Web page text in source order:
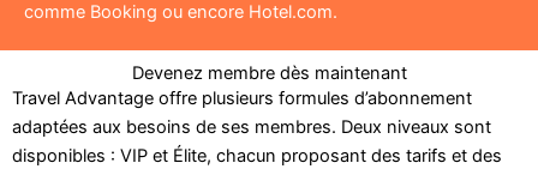
comme Booking ou encore Hotel.com.
Devenez membre dès maintenant
Travel Advantage offre plusieurs formules d’abonnement
adaptées aux besoins de ses membres. Deux niveaux sont
disponibles : VIP et Élite, chacun proposant des tarifs et des